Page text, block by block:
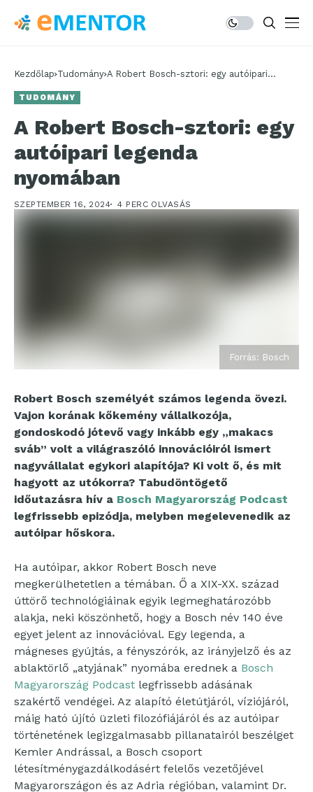
Kezdőlap Tudomány A Robert Bosch-sztori: egy autóipari
TUDOMÁNY
A Robert Bosch-sztori: egy
autóipari legenda
nyomában
SZEPTEMBER 16, 2024 4 PERC OLVASÁS
Forrás: Bosch
Robert Bosch személyét számos legenda övezi.
Vajon korának kőkemény vállalkozója,
gondoskodó jótevő vagy inkább egy „makacs
sváb” volt a világraszóló innovációiról ismert
nagyvállalat egykori alapítója? Ki volt ő, és mit
hagyott az utókorra? Tabudöntögető
időutazásra hív a Bosch Magyarország Podcast
legfrissebb epizódja, melyben megelevenedik az
autóipar hőskora.
Ha autóipar, akkor Robert Bosch neve
megkerülhetetlen a témában. Ő a XIX-XX. század
úttörő technológiáinak egyik legmeghatározóbb
alakja, neki köszönhető, hogy a Bosch név 140 éve
egyet jelent az innovációval. Egy legenda, a
mágneses gyújtás, a fényszórók, az irányjelző és az
ablaktörlő „atyjának” nyomába erednek a Bosch
Magyarország Podcast legfrissebb adásának
szakértő vendégei. Az alapító életútjáról, víziójáról,
máig ható újító üzleti filozófiájáról és az autóipar
történetének legizgalmasabb pillanatairól beszélget
Kemler Andrással, a Bosch csoport
létesítménygazdálkodásért felelős vezetőjével
Magyarországon és az Adria régióban, valamint Dr.